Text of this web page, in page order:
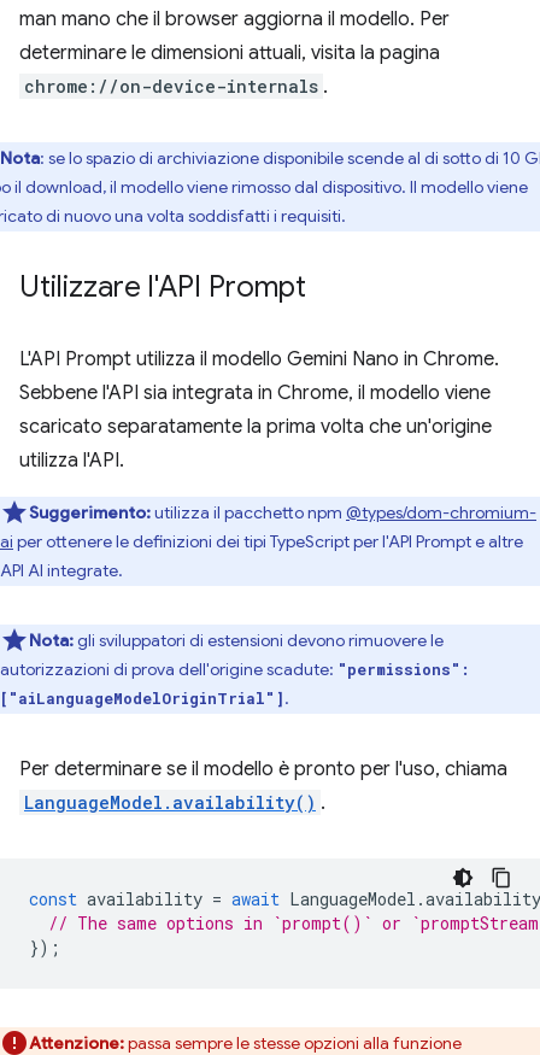
man mano che il browser aggiorna il modello. Per
determinare le dimensioni attuali, visita la pagina
chrome://on-device-internals .
Nota: se lo spazio di archiviazione disponibile scende al di sotto di 10
il download, il modello viene rimosso dal dispositivo. Il modello viene
di nuovo una volta soddisfatti i requisiti.
Utilizzare l'API Prompt
L'API Prompt utilizza il modello Gemini Nano in Chrome.
Sebbene l'API sia integrata in Chrome, il modello viene
scaricato separatamente la prima volta che un'origine
utilizza l'API.
Suggerimento:utilizza il pacchetto npm @types/dom-chromium-
ai per ottenere le definizioni dei tipi TypeScript per l'API Prompt e altre
API AI integrate.
Nota:gli sviluppatori di estensioni devono rimuovere le
autorizzazioni di prova dell'origine scadute: "permissions":
["aiLanguageModelOriginTrial"].
Per determinare se il modello è pronto per l'uso, chiama
LanguageModel.availability() .
const availability = await LanguageModel .availability
// The same options in `prompt()` or
});
Attenzione:passa sempre le stesse opzioni alla funzione